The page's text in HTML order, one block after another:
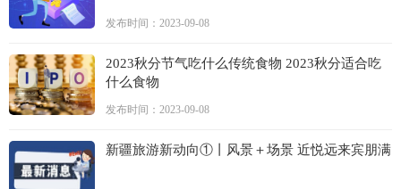
发布时间：2023-09-08
2023秋分节气吃什么传统食物 2023秋分适合吃
什么食物
发布时间：2023-09-08
新疆旅游新动向①丨风景＋场景 近悦远来宾朋满